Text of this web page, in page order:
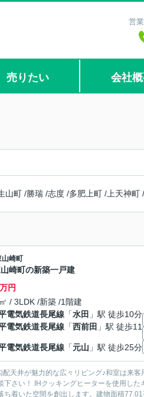
営
売りたい 会社
山町 /勝瑞 /志度 /多肥上町 / 上天神町 /
山崎町
崎町の新築一戸建
万円
/ 3LDK /新築 /1階建
電気鉄道長尾線 「水田 」駅 徒歩10分
電気鉄道長尾線 「西前田 」駅 徒歩11
電気鉄道長尾線 「元山 」駅 徒歩25分
天井が魅力的な広々リビング♪和室は来
使いやすく汚れにくい
着いた空間を創出します。建物面積